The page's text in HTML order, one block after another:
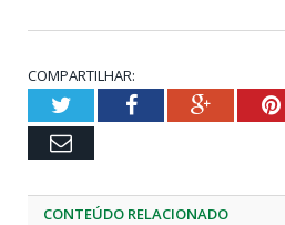
COMPARTILHAR:
TwitterFacebookGoogle+
Email
CONTEÚDO RELACIONADO